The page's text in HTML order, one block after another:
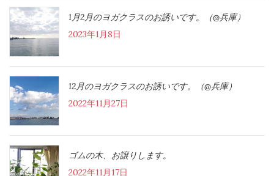
1月2月のヨガクラスのお誘いです。（@兵庫）
2023年1月8日
12月のヨガクラスのお誘いです。（@兵庫）
2022年11月27日
ゴムの木、お譲りします。
2022年11月17日